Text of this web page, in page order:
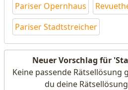
Pariser Opernhaus
Pariser Stadtstreicher
Neuer Vorschlag für
Keine passende Rätsellösung
du deine